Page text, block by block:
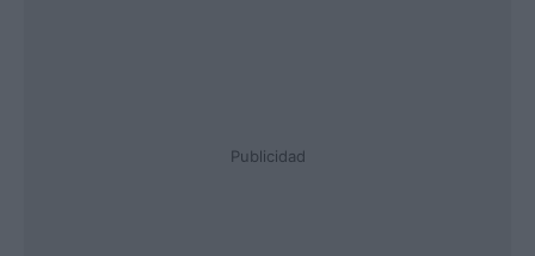
Publicidad